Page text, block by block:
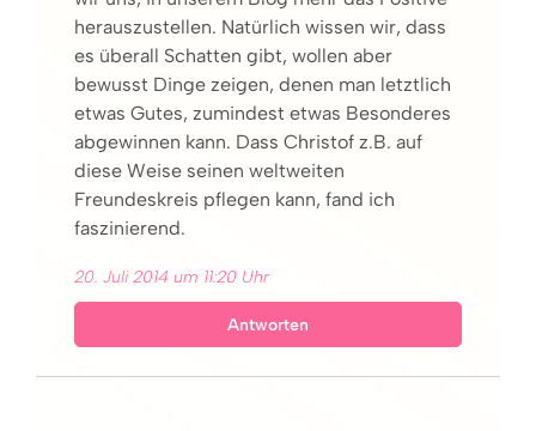
herauszustellen. Natürlich wissen wir, dass
es überall Schatten gibt, wollen aber
bewusst Dinge zeigen, denen man letztlich
etwas Gutes, zumindest etwas Besonderes
abgewinnen kann. Dass Christof z.B. auf
diese Weise seinen weltweiten
Freundeskreis pflegen kann, fand ich
faszinierend.
20. Juli 2014 um 11:20 Uhr
Antworten